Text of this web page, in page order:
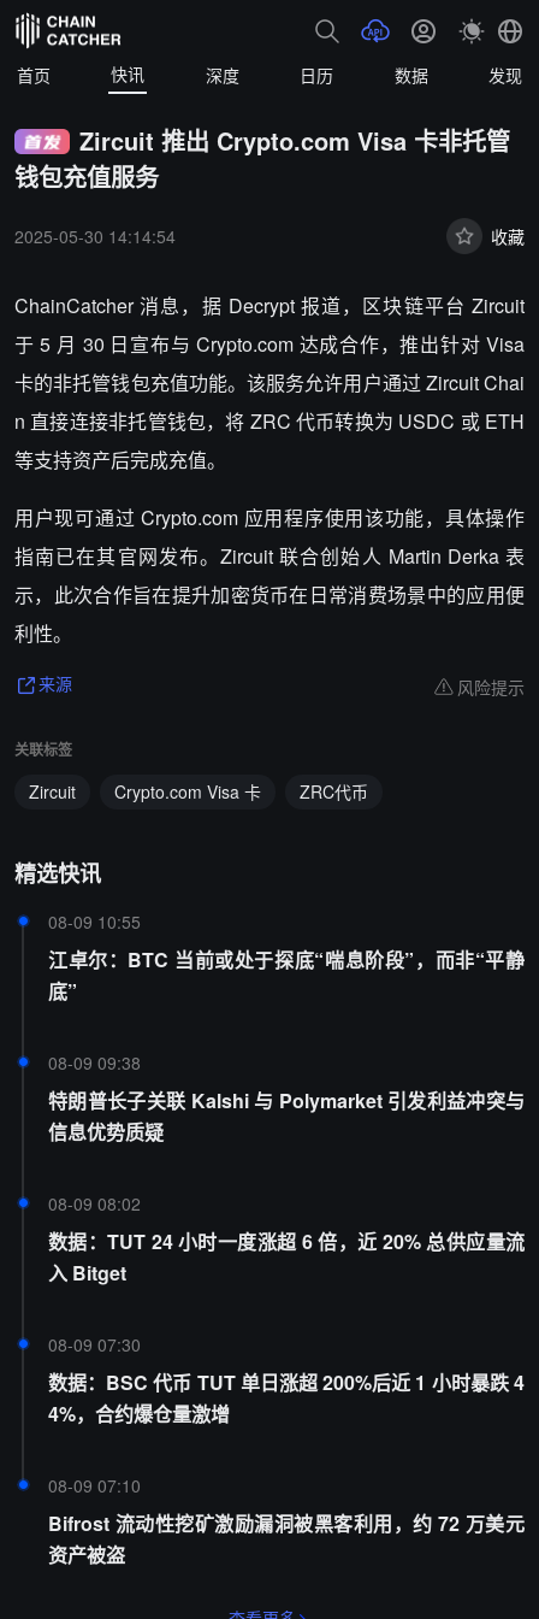
首页 快讯 深度 日历 数据 发现
​​Zircuit 推出 Crypto.com Visa 卡非托管
钱包充值服务​
2025-05-30 14:14:54 收藏
ChainCatcher 消息，据 Decrypt 报道，区块链平台 Zircuit
于 5 月 30 日宣布与 Crypto.com 达成合作，推出针对 Visa
卡的非托管钱包充值功能。该服务允许用户通过 Zircuit Chai
n 直接连接非托管钱包，将 ZRC 代币转换为 USDC 或 ETH
等支持资产后完成充值。
用户现可通过 Crypto.com 应用程序使用该功能，具体操作
指南已在其官网发布。Zircuit 联合创始人 Martin Derka 表
示，此次合作旨在提升加密货币在日常消费场景中的应用便
利性。
来源 风险提示
关联标签
Zircuit Crypto.com Visa 卡 ZRC代币
精选快讯
08-09 10:55
江卓尔：BTC 当前或处于探底“喘息阶段”，而非“平静
底”
08-09 09:38
特朗普长子关联 Kalshi 与 Polymarket 引发利益冲突与
信息优势质疑
08-09 08:02
数据：TUT 24 小时一度涨超 6 倍，近 20% 总供应量流
入 Bitget
08-09 07:30
数据：BSC 代币 TUT 单日涨超 200%后近 1 小时暴跌 4
4%，合约爆仓量激增
08-09 07:10
Bifrost 流动性挖矿激励漏洞被黑客利用，约 72 万美元
资产被盗